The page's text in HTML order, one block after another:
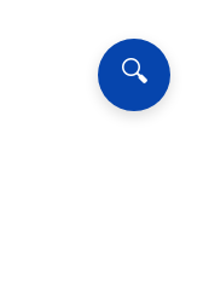
🔍